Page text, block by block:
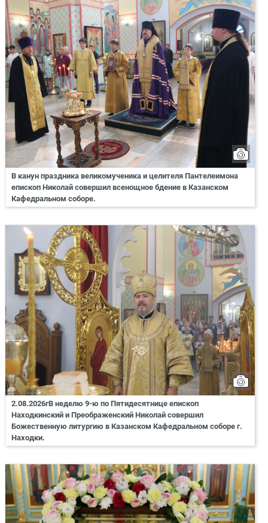
В канун праздника великомученика и целителя Пантелеимона
епископ Николай совершил всенощное бдение в Казанском
Кафедральном соборе.
2.08.2026гВ неделю 9-ю по Пятидесятнице епископ
Находкинский и Преображенский Николай совершил
Божественную литургию в Казанском Кафедральном соборе г.
Находки.